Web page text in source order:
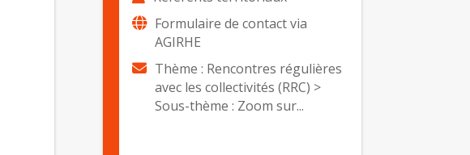
Formulaire de contact via
AGIRHE
Thème : Rencontres régulières
avec les collectivités (RRC) >
Sous-thème : Zoom sur...